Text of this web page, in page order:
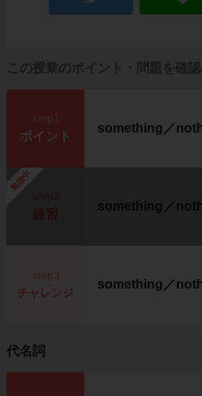
この授業のポイント・問題を確認
ポイント
something／
勉強中
something／
チャレンジ
something／
代名詞